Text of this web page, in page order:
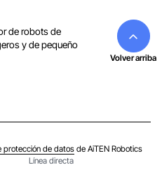
de robots de
y de pequeño
protección de datos de AiTEN Robotics
Línea directa
Volver arriba